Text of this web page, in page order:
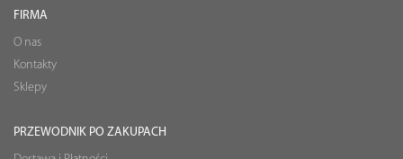
FIRMA
O nas
Kontakty
Sklepy
PRZEWODNIK PO ZAKUPACH